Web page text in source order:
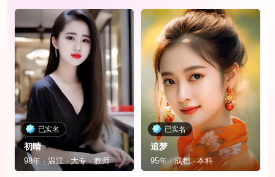
已实名
初晴
98年 · 温江 · 大专 · 教师
已实名
追梦
95年 · 成都 · 本科